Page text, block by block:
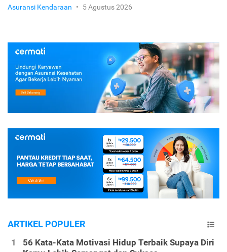
Asuransi Kendaraan • 5 Agustus 2026
ARTIKEL POPULER
56 Kata-Kata Motivasi Hidup Terbaik Supaya Diri